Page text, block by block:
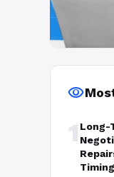
visibility
1 Long-
Timing